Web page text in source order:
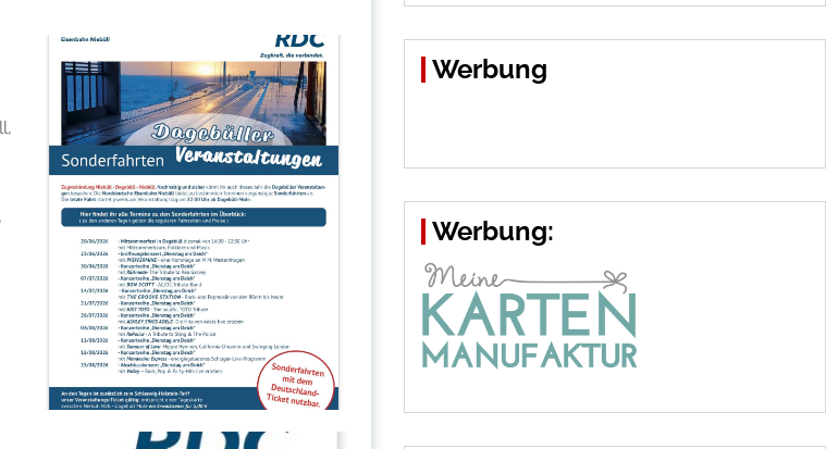
Werbung
Werbung: